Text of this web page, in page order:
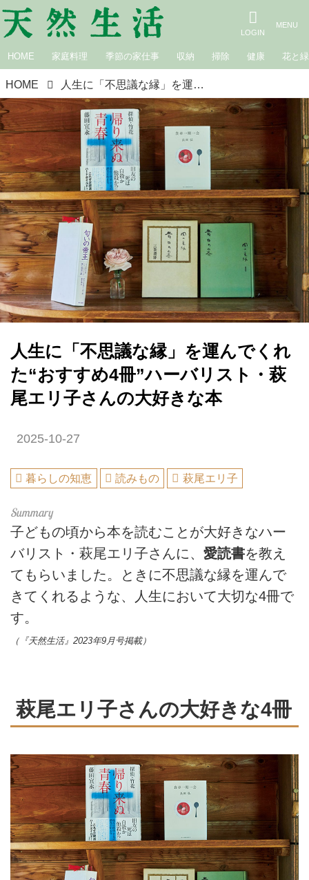
HOME 家庭料理 季節の家仕事 収納 掃除 健康 花と緑
HOME 人生に「不思議な縁」を運んでくれた“おすすめ4冊”ハーバリスト・萩尾エリ子さんの大好きな本
人生に「不思議な縁」を運んでくれ
た“おすすめ4冊”ハーバリスト・萩
尾エリ子さんの大好きな本
2025-10-27
暮らしの知恵 読みもの 萩尾エリ子
子どもの頃から本を読むことが大好きなハー
バリスト・萩尾エリ子さんに、 愛読書を教え
てもらいました。ときに不思議な縁を運んで
きてくれるような、人生において大切な4冊で
す。
（『天然生活』2023年9月号掲載）
萩尾エリ子さんの大好きな4冊